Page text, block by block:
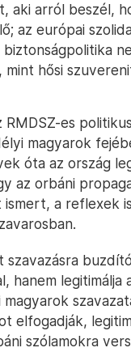
aki arról beszél,
az európai
mint hősi
es
magyarok
óta az ország
az orbáni
a reflexek
hanem
elfogadják,
szólamokra